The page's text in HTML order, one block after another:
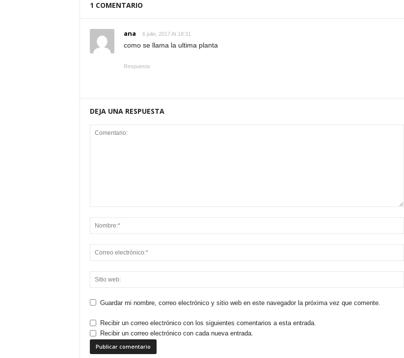
1 COMENTARIO
ana 6 julio, 2017 At 18:31
como se llama la ultima planta
Respuesta
DEJA UNA RESPUESTA
Guardar mi nombre, correo electrónico y sitio web en este navegador la próxima vez que comente.
Recibir un correo electrónico con los siguientes comentarios a esta entrada.
Recibir un correo electrónico con cada nueva entrada.